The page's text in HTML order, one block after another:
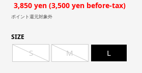
3,850 yen (3,500 yen before-tax)
ポイント還元対象外
SIZE
S M L